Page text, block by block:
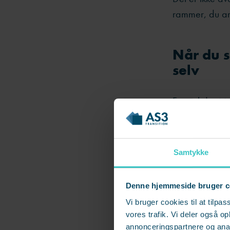
Samtykke
Denne hjemmeside bruger
Vi bruger cookies til at
vores trafik. Vi deler også
annonceringspartnere og
rammer, du
Når du
selv
Forestil dig
mails sent.
Men “en
tungere end